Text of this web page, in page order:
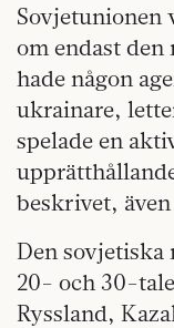
om endast
hade någon
ukrainare,
spelade en
beskrivet,
Den
20- och 30-
Ryssland,